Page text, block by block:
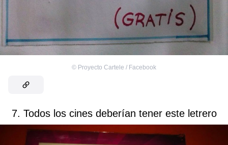
© Proyecto Cartele / Facebook
7. Todos los cines deberían tener este letrero